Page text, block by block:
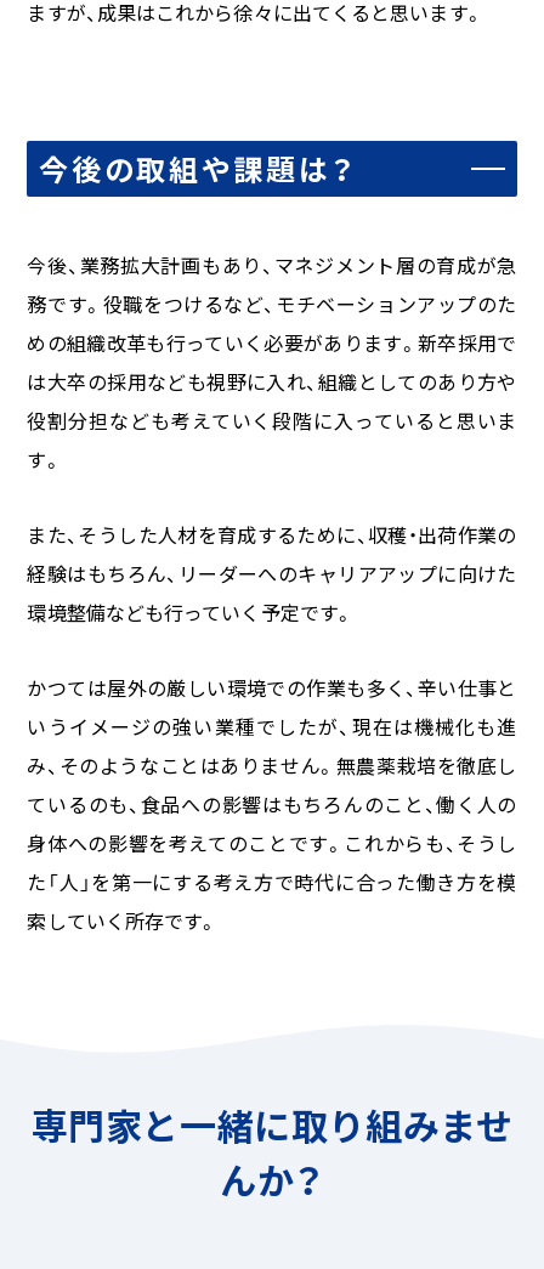
ますが、成果はこれから徐々に出てくると思います。
今後の取組や課題は？
今後、業務拡大計画もあり、マネジメント層の育成が急
務です。役職をつけるなど、モチベーションアップのた
めの組織改革も行っていく必要があります。新卒採用で
は大卒の採用なども視野に入れ、組織としてのあり方や
役割分担なども考えていく段階に入っていると思いま
す。
また、そうした人材を育成するために、収穫・出荷作業の
経験はもちろん、リーダーへのキャリアアップに向けた
環境整備なども行っていく予定です。
かつては屋外の厳しい環境での作業も多く、辛い仕事と
いうイメージの強い業種でしたが、現在は機械化も進
み、そのようなことはありません。無農薬栽培を徹底し
ているのも、食品への影響はもちろんのこと、働く人の
身体への影響を考えてのことです。これからも、そうし
た「人」を第一にする考え方で時代に合った働き方を模
索していく所存です。
専門家と一緒に取り組みませ
んか？